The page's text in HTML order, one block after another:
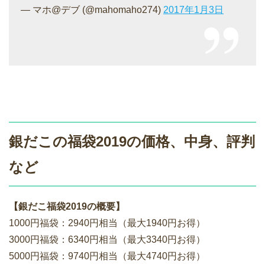
— マホ@デブ (@mahomaho274) 2017年1月3日
銀だこの福袋2019の価格、中身、評判
など
【銀だこ福袋2019の概要】
1000円福袋：2940円相当（最大1940円お得）
3000円福袋：6340円相当（最大3340円お得）
5000円福袋：9740円相当（最大4740円お得）